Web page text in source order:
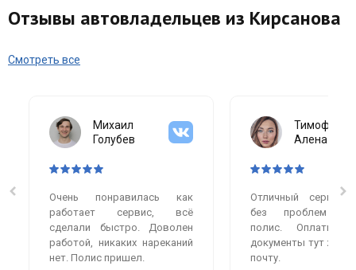
Отзывы автовладельцев из Кирсанова
Смотреть все
Михаил
Голубев
Очень понравилась как
работает сервис, всё
сделали быстро. Доволен
работой, никаких нареканий
нет. Полис пришел.
Тимофеева
Алена
Отличный сервис.
без проблем
полис.
документы тут же
почту.